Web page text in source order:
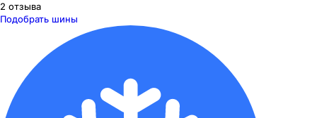
2 отзыва
Подобрать шины